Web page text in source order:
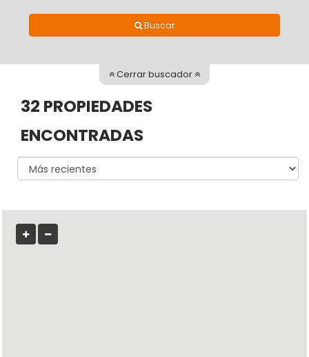
Buscar
Cerrar buscador
32 PROPIEDADES
ENCONTRADAS